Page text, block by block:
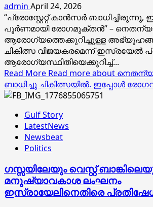
admin April 24, 2026
“പ്രോസ്റ്റേറ്റ് കാൻസർ ബാധിച്ചിരുന്നു,
പൂര്‍ണമായി രോഗമുക്തൻ” –
ആരോഗ്യത്തെക്കുറിച്ചുള്ള
ചികിത്സ വിജയകരമെന്ന് ഇസ്രയേൽ
ആരോഗ്യസ്ഥിതിയെക്കുറിച്ച്...
Read More Read more about
ബാധിച്ചു ചികിത്സയിൽ. ഇപ്പോൾ
Gulf Story
LatestNews
Newsbeat
Politics
ഗസ്സയിലേയും വെസ്റ്റ്
മനുഷ്യാവകാശ ലംഘനം
ഇസ്രായേലിനെതിരെ